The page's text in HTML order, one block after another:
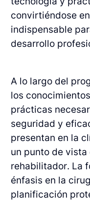
convirtiéndose
indispensable
desarrollo
A lo largo del
los
prácticas
seguridad y
presentan en la
un punto de
rehabilitador. La
énfasis en la
planificación